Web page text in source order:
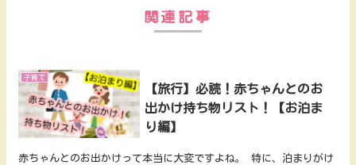
関連記事
子育て
【旅行】必読！赤ちゃんとのお
出かけ持ち物リスト！【お泊ま
り編】
赤ちゃんとのお出かけって本当に大変ですよね。 特に、泊まりがけ